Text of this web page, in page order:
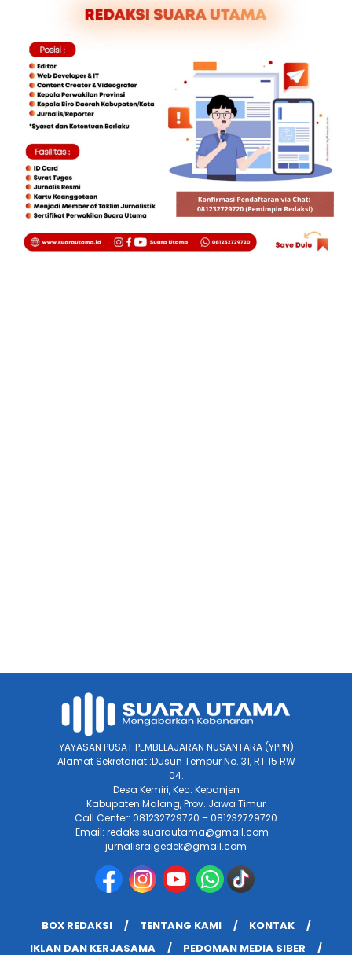
YAYASAN PUSAT PEMBELAJARAN NUSANTARA (YPPN)
Alamat Sekretariat :Dusun Tempur No. 31, RT 15 RW
04.
Desa Kemiri, Kec. Kepanjen
Kabupaten Malang, Prov. Jawa Timur
Call Center: 081232729720 – 081232729720
Email: redaksisuarautama@gmail.com –
jurnalisraigedek@gmail.com
BOX REDAKSI TENTANG KAMI
KONTAK
IKLAN DAN KERJASAMA
PEDOMAN MEDIA SIBER